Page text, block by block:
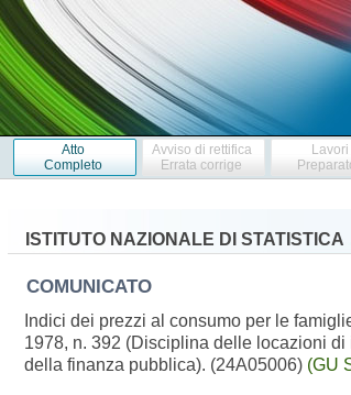
Atto
Completo
Avviso di rettifica
Errata corrige
Lavori
ISTITUTO NAZIONALE DI STATISTICA
COMUNICATO
Indici dei prezzi al consumo per le
1978, n. 392 (Disciplina delle locazioni
della finanza pubblica). (24A05006) (GU